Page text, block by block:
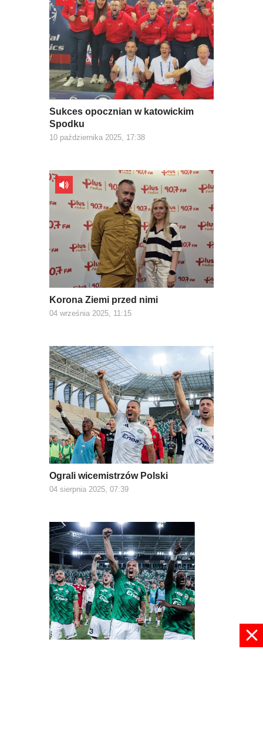
Sukces opocznian w katowickim
Spodku
10 października 2025, 17:38
Korona Ziemi przed nimi
04 września 2025, 11:15
Ograli wicemistrzów Polski
04 sierpnia 2025, 07:39